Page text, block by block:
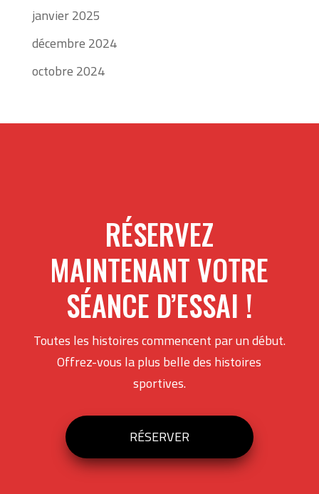
janvier 2025
décembre 2024
octobre 2024
RÉSERVEZ
MAINTENANT VOTRE
SÉANCE D’ESSAI !
Toutes les histoires commencent par un début.
Offrez-vous la plus belle des histoires
sportives.
RÉSERVER